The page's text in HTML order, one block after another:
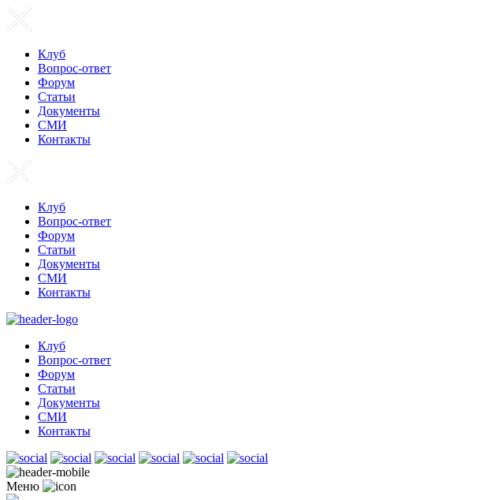
Клуб
Вопрос-ответ
Форум
Статьи
Документы
СМИ
Контакты
Клуб
Вопрос-ответ
Форум
Статьи
Документы
СМИ
Контакты
Клуб
Вопрос-ответ
Форум
Статьи
Документы
СМИ
Контакты
Меню